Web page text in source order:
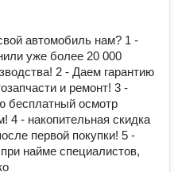
автомобиль нам? 1 -
уже более 20 000
2 - Даем гарантию
и ремонт! 3 -
бесплатный осмотр
4 - накопительная скидка
первой покупки! 5 -
найме специалистов,